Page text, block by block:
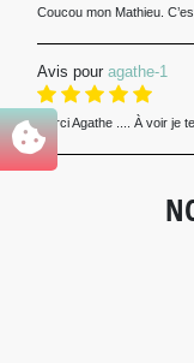
Coucou mon Mathieu.
Avis pour agathe-1
Merci Agathe .... À voir je